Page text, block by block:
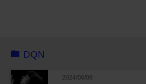
DQN
2024/06/08